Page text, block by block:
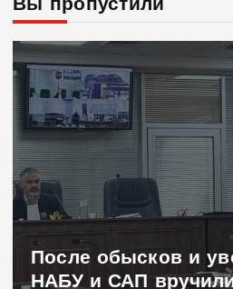
Вы пропустили
После обысков и
НАБУ и САП